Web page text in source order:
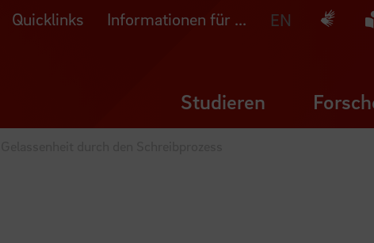
Quicklinks Informationen für ... EN
Studieren